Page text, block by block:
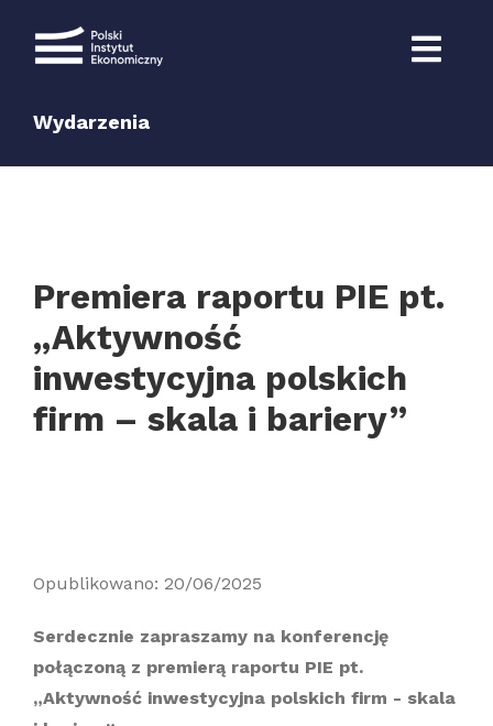
Wydarzenia
Premiera raportu PIE pt.
„Aktywność
inwestycyjna polskich
firm – skala i bariery”
Opublikowano: 20/06/2025
Serdecznie zapraszamy na konferencję
połączoną z premierą raportu PIE pt.
„Aktywność inwestycyjna polskich firm - skala